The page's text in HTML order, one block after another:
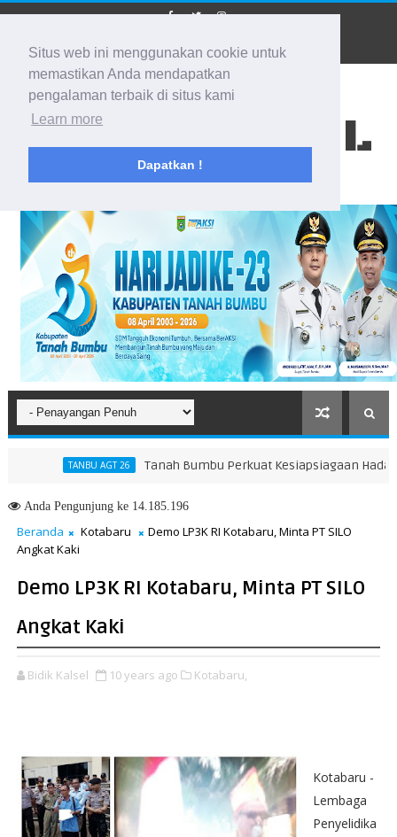
Situs web ini menggunakan cookie untuk
memastikan Anda mendapatkan
pengalaman terbaik di situs kami
Learn more
Dapatkan !
BIDIK KALSEL
Membidik Ke Segala Arah
TANBU AGT 26 Tanah Bumbu Perkuat Kesiapsiagaan Hadapi
AndaPengunjung ke 14.185.196
Beranda Kotabaru
Demo LP3K RI Kotabaru, Minta PT SILO
Angkat Kaki
Demo LP3K RI Kotabaru, Minta PT SILO
Angkat Kaki
Bidik Kalsel 10 years ago Kotabaru,
Kotabaru -
Lembaga
Penyelidika